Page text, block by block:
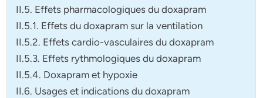
II.5. Effets pharmacologiques du doxapram
II.5.1. Effets du doxapram sur la ventilation
II.5.2. Effets cardio-vasculaires du doxapram
II.5.3. Effets rythmologiques du doxapram
II.5.4. Doxapram et hypoxie
II.6. Usages et indications du doxapram